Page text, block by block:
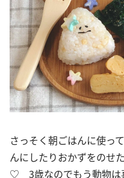
さっそく朝ごはんに使っ
んにしたりおかずをのせ
♡ 3歳なのでもう動物は